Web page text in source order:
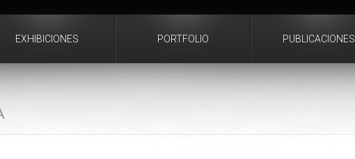
EXHIBICIONES PORTFOLIO PUBLICACIONES